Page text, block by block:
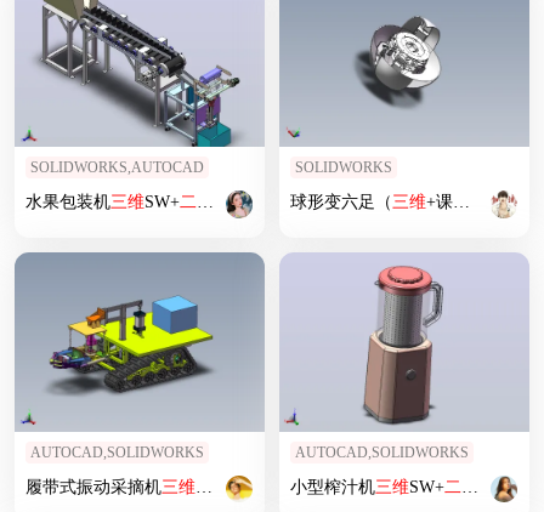
SOLIDWORKS,AUTOCAD
水果包装机三维SW+二维 CAD
SOLIDWORKS
球形变六足（三维+课设+程序+
AUTOCAD,SOLIDWORKS
履带式振动采摘机三维+ 二维=1496024
AUTOCAD,SOLIDWORKS
小型榨汁机三维SW+二维 CAD